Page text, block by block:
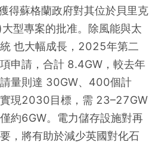
得蘇格蘭政府對其位於貝里克
型專案的批准。除風能與太
也大幅成長，2025年第二
申請，合計 8.4GW，較去年
量則達 30GW、400個計
現2030目標，需 23–27GW
約6GW。電力儲存設施對再
，將有助於減少英國對化石